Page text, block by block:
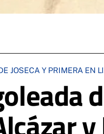
JOSECA Y PRIMERA EN